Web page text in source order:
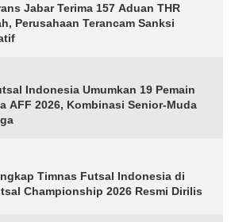
Jabar Terima 157 Aduan THR
Perusahaan Terancam Sanksi
Indonesia Umumkan 19 Pemain
AFF 2026, Kombinasi Senior-Muda
Timnas Futsal Indonesia di
Championship 2026 Resmi Dirilis